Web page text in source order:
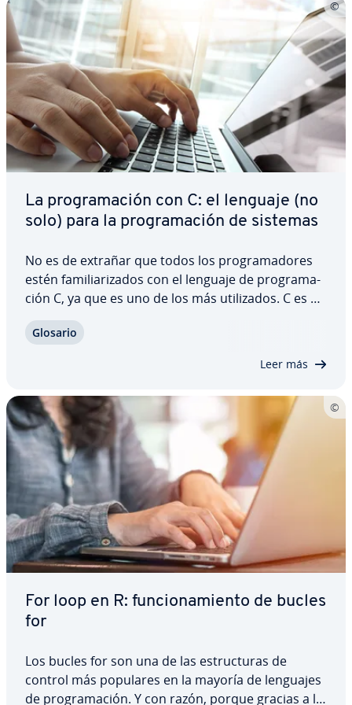
La pro­gra­ma­ción con C: el lenguaje (no
solo) para la pro­gra­ma­ción de sistemas
No es de extrañar que todos los pro­gra­ma­do­res
estén fa­mi­lia­ri­za­dos con el lenguaje de pro­gra­ma­
ción C, ya que es uno de los más uti­li­za­dos. C es un
apli­ca­cio­nes. Además de apli­ca­cio­nes de ejemplo,
Glosario
Leer más
For loop en R: fu­n­cio­na­mie­n­to de bucles
for
Los bucles for son una de las es­tru­c­tu­ras de
control más populares en la mayoría de lenguajes
de pro­gra­ma­ción. Y con razón, porque gracias a lo